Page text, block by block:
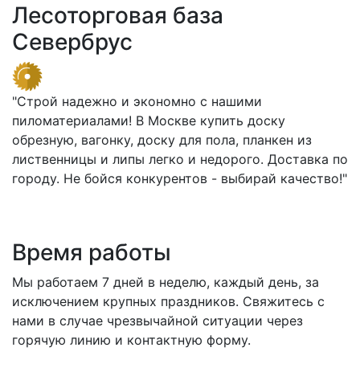
Лесоторговая база
Севербрус
"Строй надежно и экономно с нашими
пиломатериалами! В Москве купить доску
обрезную, вагонку, доску для пола, планкен из
лиственницы и липы легко и недорого. Доставка по
городу. Не бойся конкурентов - выбирай качество!"
Время работы
Мы работаем 7 дней в неделю, каждый день, за
исключением крупных праздников. Свяжитесь с
нами в случае чрезвычайной ситуации через
горячую линию и контактную форму.